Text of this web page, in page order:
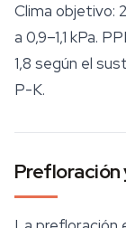
Clima objetivo:
a 0,9–1,1 kPa.
1,8 según el
P-K.
Prefloración